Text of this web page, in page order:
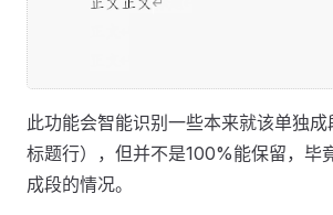
此功能会智能识别一些本来就该单独成
标题行），但并不是100%能保留，毕
成段的情况。